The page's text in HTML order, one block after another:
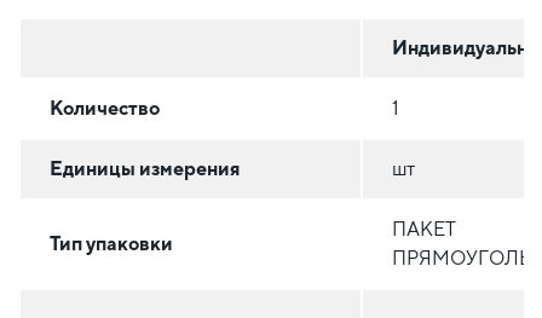
Количество 1
Единицы измерения шт
Тип упаковки
ПАКЕТ